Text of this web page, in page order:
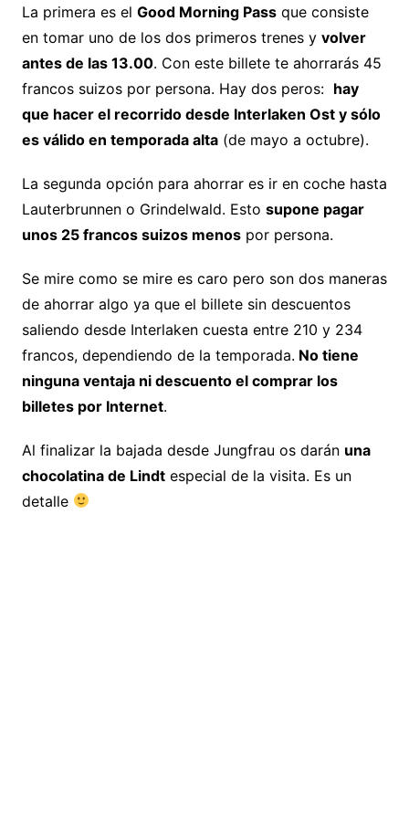
La primera es el Good Morning Passque consiste
en tomar uno de los dos primeros trenes y volver
antes de las 13.00. Con este billete te ahorrarás 45
francos suizos por persona. Hay dos peros: hay
que hacer el recorrido desde Interlaken Ost y sólo
es válido en temporada alta(de mayo a octubre).
La segunda opción para ahorrar es ir en coche hasta
Lauterbrunnen o Grindelwald. Esto supone pagar
unos 25 francos suizos menospor persona.
Se mire como se mire es caro pero son dos maneras
de ahorrar algo ya que el billete sin descuentos
saliendo desde Interlaken cuesta entre 210 y 234
francos, dependiendo de la temporada. No tiene
ninguna ventaja ni descuento el comprar los
billetes por Internet.
Al finalizar la bajada desde Jungfrau os darán una
chocolatina de Lindtespecial de la visita. Es un
detalle